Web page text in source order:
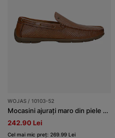
WOJAS / 10103-52
Mocasini ajurați maro din piele granulată bărbați
242.90 Lei
Cel mai mic preț: 269.99 Lei